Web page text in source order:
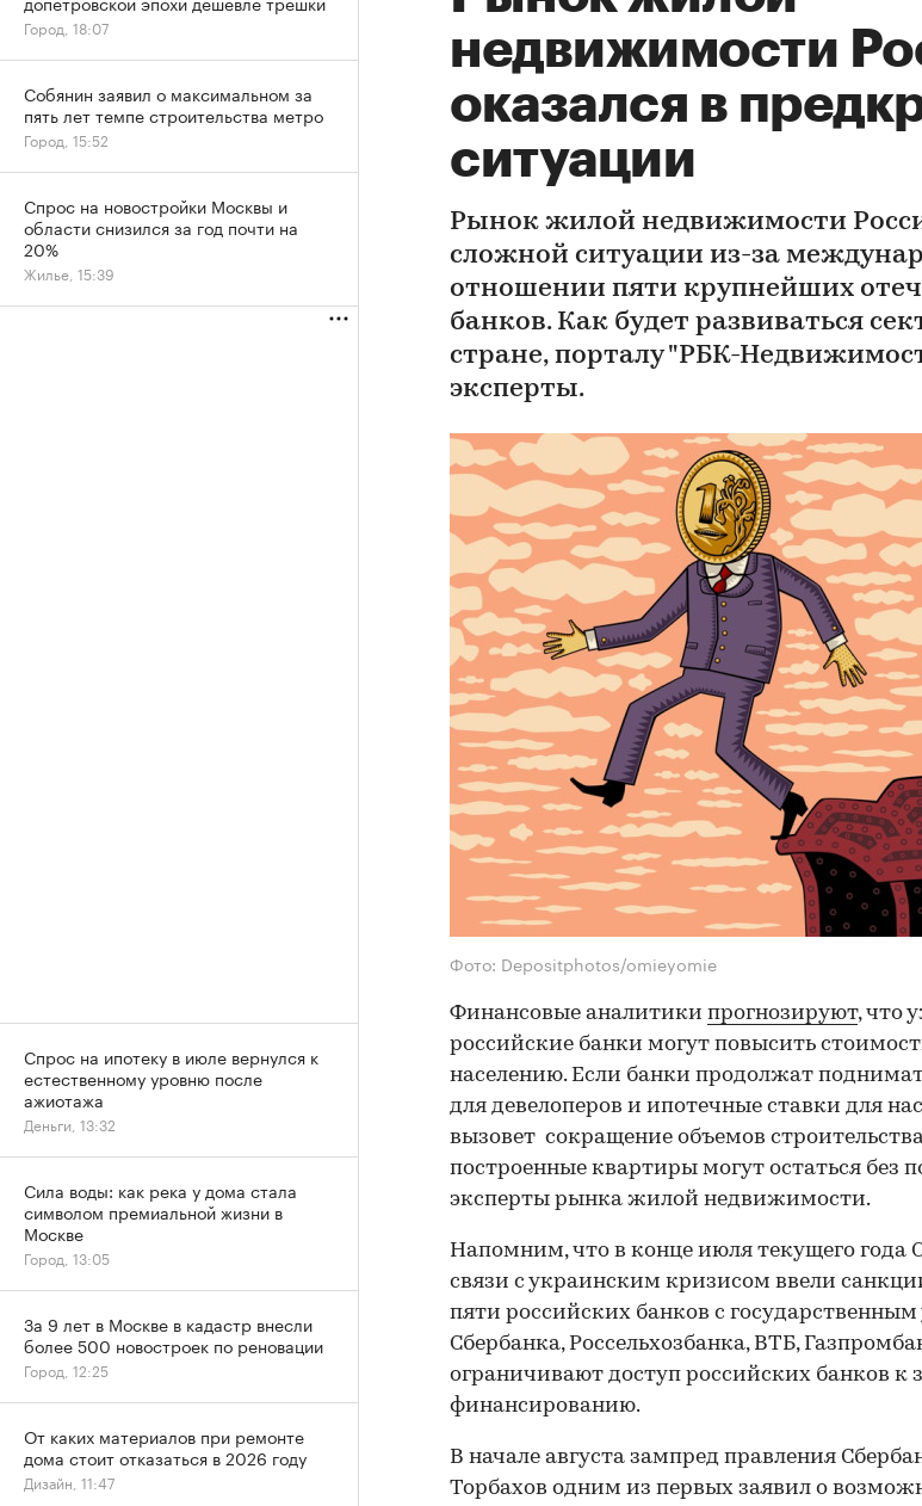
недвижимости
оказался в
ситуации
Рынок жилой недвижимости
сложной ситуации из-за
отношении пяти крупнейших
банков. Как будет развиваться
стране, порталу "РБК-
эксперты.
Фото: Depositphotos/omieyomie
Финансовые аналитики прогнозируют, что
российские банки могут повысить
населению. Если банки продолжат
для девелоперов и ипотечные ставки для
вызовет сокращение объемов
построенные квартиры могут остаться без
эксперты рынка жилой недвижимости.
Напомним, что в конце июля текущего года
связи с украинским кризисом ввели
пяти российских банков с
Сбербанка, Россельхозбанка, ВТБ,
ограничивают доступ российских банков к
финансированию.
В начале августа зампред правления
Торбахов одним из первых заявил о
Город, 18:07
Собянин заявил о максимальном за
пять лет темпе строительства метро
Город, 15:52
Спрос на новостройки Москвы и
области снизился за год почти на
20%
Жилье, 15:39
Спрос на ипотеку в июле вернулся к
естественному уровню после
ажиотажа
Деньги, 13:32
Сила воды: как река у дома стала
символом премиальной жизни в
Москве
Город, 13:05
За 9 лет в Москве в кадастр внесли
более 500 новостроек по реновации
Город, 12:25
От каких материалов при ремонте
дома стоит отказаться в 2026 году
Дизайн, 11:47